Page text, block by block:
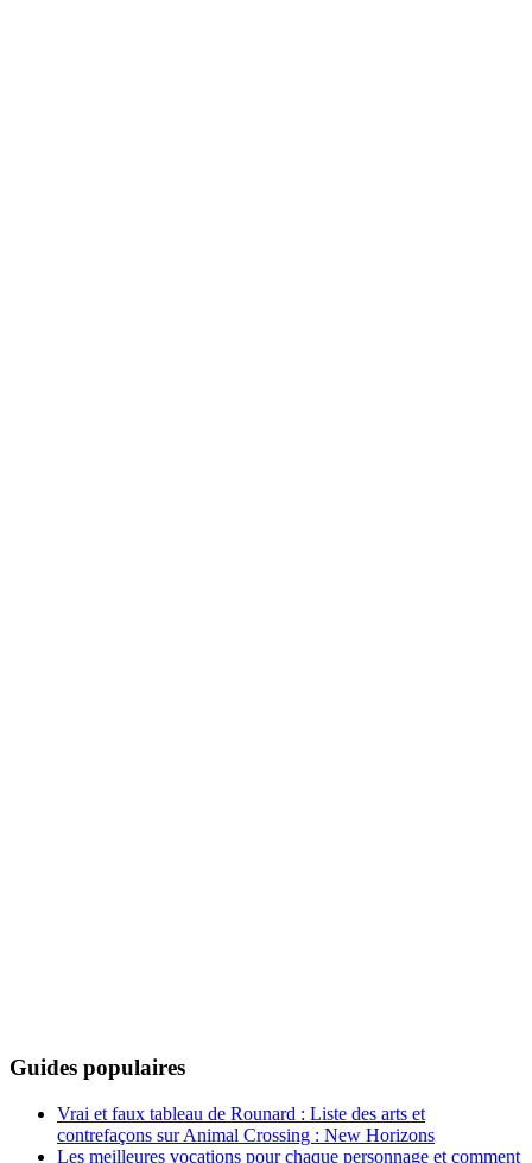
Guides populaires
Vrai et faux tableau de Rounard : Liste des arts et
contrefaçons sur Animal Crossing : New Horizons
Les meilleures vocations pour chaque personnage et comment